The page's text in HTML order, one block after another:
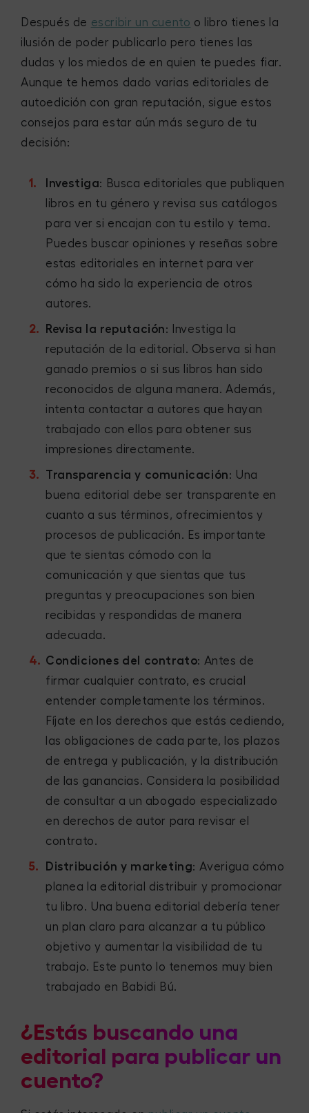
Después de escribir un cuento o libro tienes la
ilusión de poder publicarlo pero tienes las
dudas y los miedos de en quien te puedes fiar.
Aunque te hemos dado varias editoriales de
autoedición con gran reputación, sigue estos
consejos para estar aún más seguro de tu
decisión:
Investiga: Busca editoriales que publiquen
libros en tu género y revisa sus catálogos
para ver si encajan con tu estilo y tema.
Puedes buscar opiniones y reseñas sobre
estas editoriales en internet para ver
cómo ha sido la experiencia de otros
autores.
Revisa la reputación: Investiga la
reputación de la editorial. Observa si han
ganado premios o si sus libros han sido
reconocidos de alguna manera. Además,
intenta contactar a autores que hayan
trabajado con ellos para obtener sus
impresiones directamente.
Transparencia y comunicación: Una
buena editorial debe ser transparente en
cuanto a sus términos, ofrecimientos y
procesos de publicación. Es importante
que te sientas cómodo con la
comunicación y que sientas que tus
preguntas y preocupaciones son bien
recibidas y respondidas de manera
adecuada.
Condiciones del contrato: Antes de
firmar cualquier contrato, es crucial
entender completamente los términos.
Fíjate en los derechos que estás cediendo,
las obligaciones de cada parte, los plazos
de entrega y publicación, y la distribución
de las ganancias. Considera la posibilidad
de consultar a un abogado especializado
en derechos de autor para revisar el
contrato.
Distribución y marketing: Averigua cómo
planea la editorial distribuir y promocionar
tu libro. Una buena editorial debería tener
un plan claro para alcanzar a tu público
objetivo y aumentar la visibilidad de tu
trabajo. Este punto lo tenemos muy bien
trabajado en Babidi Bú.
¿Estás buscando una
editorial para publicar un
cuento?